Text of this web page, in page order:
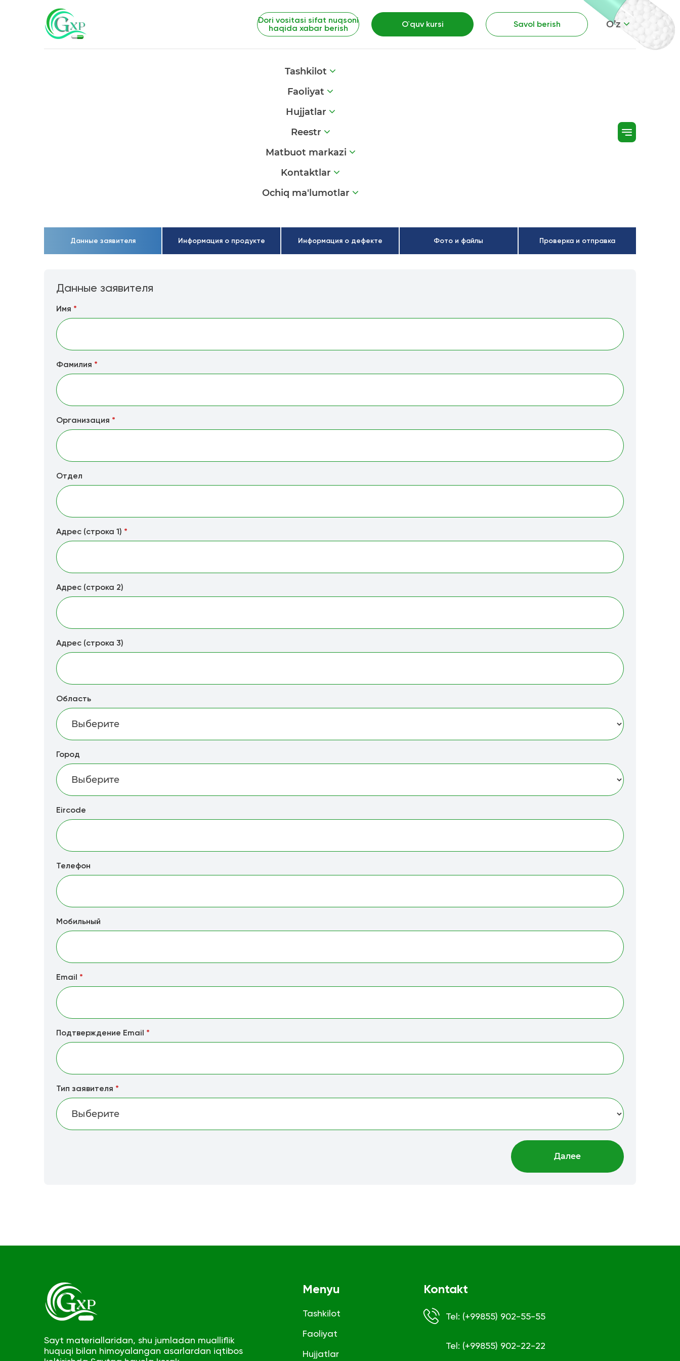
Dori vositasi sifat nuqsoni
haqida xabar berish
O`quv kursi Savol berish O’z
Tashkilot
Faoliyat
Hujjatlar
Reestr
Matbuot markazi
Kontaktlar
Ochiq ma'lumotlar
Данные заявителя Информация о продукте Информация о дефекте Фото и файлы Проверка и отправка
Данные заявителя
Имя *
Фамилия *
Организация *
Отдел
Адрес (строка 1) *
Адрес (строка 2)
Адрес (строка 3)
Область
Город
Eircode
Телефон
Мобильный
Email *
Подтверждение Email *
Тип заявителя *
Далее
Sayt materiallaridan, shu jumladan mualliflik
huquqi bilan himoyalangan asarlardan iqtibos
Menyu
Tashkilot
Faoliyat
Hujjatlar
Kontakt
Tel: (+99855) 902-55-55
Tel: (+99855) 902-22-22